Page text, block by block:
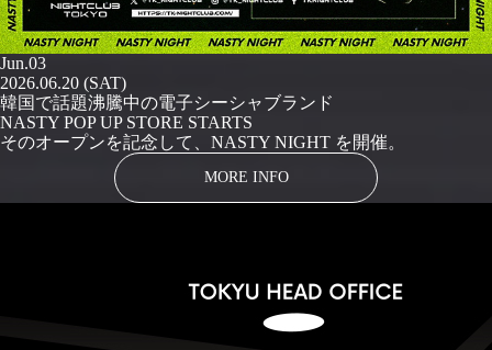
Jun.03
2026.06.20 (SAT)
韓国で話題沸騰中の電子シーシャブランド
NASTY POP UP STORE STARTS
そのオープンを記念して、NASTY NIGHT を開催。
MORE INFO